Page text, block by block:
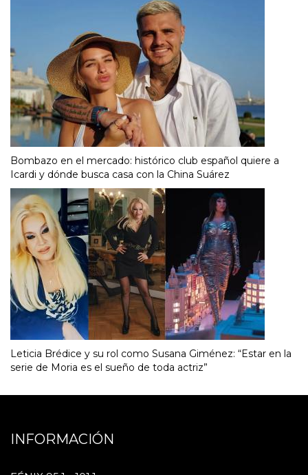
Bombazo en el mercado: histórico club español quiere a
Icardi y dónde busca casa con la China Suárez
Leticia Brédice y su rol como Susana Giménez: “Estar en la
serie de Moria es el sueño de toda actriz”
INFORMACIÓN